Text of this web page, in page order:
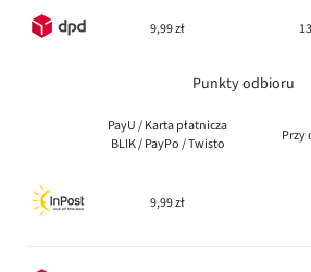
9,99 zł
Punkty odbioru
PayU / Karta płatnicza
BLIK / PayPo / Twisto
Przy
9,99 zł